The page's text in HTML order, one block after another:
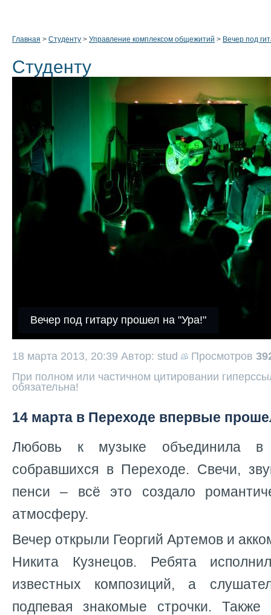
Главная > Студенту > Управление комплексом общежитий > Вечер под
Студенту
Вечер под гитару прошел на "Ура!"
18 марта 2013, 20:39 Автор: stud Просмотров
При полном или частичном цитировании
обязательна!
14 марта в Переходе впервые
Любовь к музыке объединила в
собравшихся в Переходе. Свечи,
пенси – всё это создало
атмосферу.
Вечер открыли Георгий Артемов и
Никита Кузнецов. Ребята
известных композиций, а
подпевая знакомые строчки.